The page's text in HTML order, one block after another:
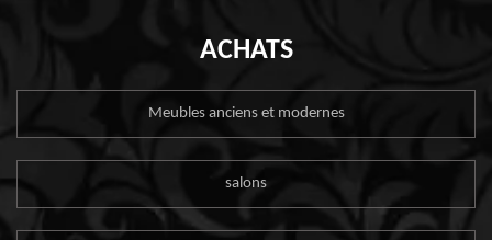
ACHATS
Meubles anciens et modernes
salons